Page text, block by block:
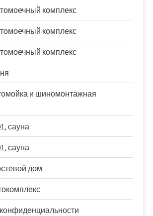
комплекс
комплекс
комплекс
и шиномонтажная
сауна
сауна
дом